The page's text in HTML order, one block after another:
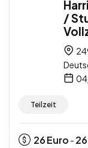
/
Teilzeit
26Euro - 26